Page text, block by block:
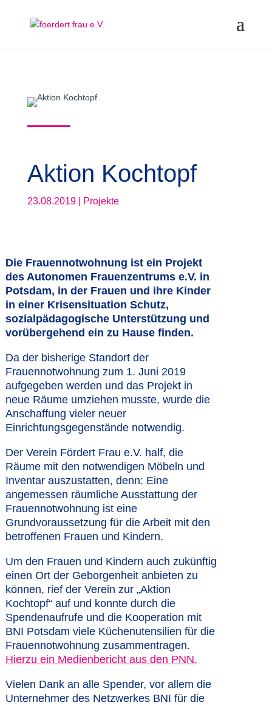
Aktion Kochtopf
23.08.2019| Projekte
Die Frauennotwohnung ist ein Projekt
des Autonomen Frauenzentrums e.V. in
Potsdam, in der Frauen und ihre Kinder
in einer Krisensituation Schutz,
sozialpädagogische Unterstützung und
vorübergehend ein zu Hause finden.
Da der bisherige Standort der
Frauennotwohnung zum 1. Juni 2019
aufgegeben werden und das Projekt in
neue Räume umziehen musste, wurde die
Anschaffung vieler neuer
Einrichtungsgegenstände notwendig.
Der Verein Fördert Frau e.V. half, die
Räume mit den notwendigen Möbeln und
Inventar auszustatten, denn: Eine
angemessen räumliche Ausstattung der
Frauennotwohnung ist eine
Grundvoraussetzung für die Arbeit mit den
betroffenen Frauen und Kindern.
Um den Frauen und Kindern auch zukünftig
einen Ort der Geborgenheit anbieten zu
können, rief der Verein zur „Aktion
Kochtopf“ auf und konnte durch die
Spendenaufrufe und die Kooperation mit
BNI Potsdam viele Küchenutensilien für die
Frauennotwohnung zusammentragen.
Hierzu ein Medienbericht aus den PNN.
Vielen Dank an alle Spender, vor allem die
Unternehmer des Netzwerkes BNI für die